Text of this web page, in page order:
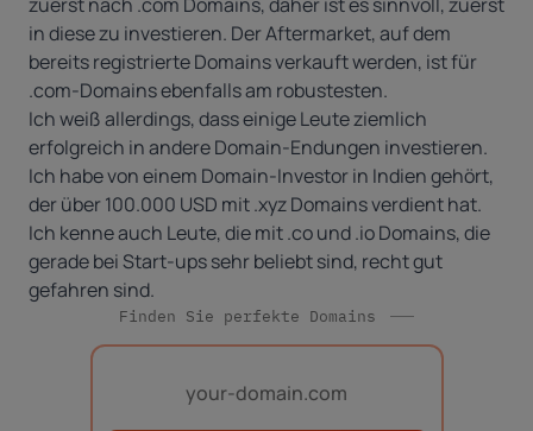
in diese zu investieren. Der Aftermarket, auf dem
bereits registrierte Domains verkauft werden, ist für
.com-Domains ebenfalls am robustesten.
Ich weiß allerdings, dass einige Leute ziemlich
erfolgreich in andere Domain-Endungen investieren.
Ich habe von einem Domain-Investor in Indien gehört,
der über 100.000 USD mit .xyz Domains verdient hat.
Ich kenne auch Leute, die mit .co und .io Domains, die
gerade bei Start-ups sehr beliebt sind, recht gut
gefahren sind.
Finden Sie perfekte Domains